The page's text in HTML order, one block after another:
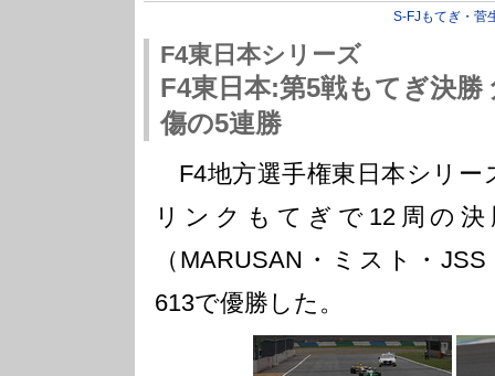
S-FJもてぎ・菅
F4東日本シリーズ
F4東日本:第5戦もてぎ決勝
傷の5連勝
F4地方選手権東日本シリー
リンクもてぎで12周の
（MARUSAN・ミスト・
613で優勝した。